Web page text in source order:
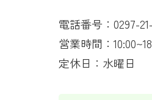
電話番号：0297-
営業時間：
定休日：水曜日